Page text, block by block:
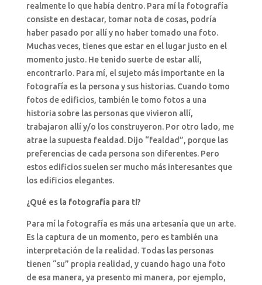
realmente lo que había dentro. Para mí la fotografía
consiste en destacar, tomar nota de cosas, podría
haber pasado por allí y no haber tomado una foto.
Muchas veces, tienes que estar en el lugar justo en el
momento justo. He tenido suerte de estar allí,
encontrarlo. Para mí, el sujeto más importante en la
fotografía es la persona y sus historias. Cuando tomo
fotos de edificios, también le tomo fotos a una
historia sobre las personas que vivieron allí,
trabajaron allí y/o los construyeron. Por otro lado, me
atrae la supuesta fealdad. Dijo “fealdad”, porque las
preferencias de cada persona son diferentes. Pero
estos edificios suelen ser mucho más interesantes que
los edificios elegantes.
¿Qué es la fotografía para ti?
Para mí la fotografía es más una artesanía que un arte.
Es la captura de un momento, pero es también una
interpretación de la realidad. Todas las personas
tienen “su” propia realidad, y cuando hago una foto
de esa manera, ya presento mi manera, por ejemplo,